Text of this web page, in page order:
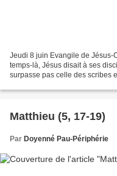
Jeudi 8 juin Evangile de Jésus-
temps-là, Jésus disait à ses
surpasse pas celle des scribes
Matthieu (5, 17-19)
Par Doyenné Pau-Périphérie